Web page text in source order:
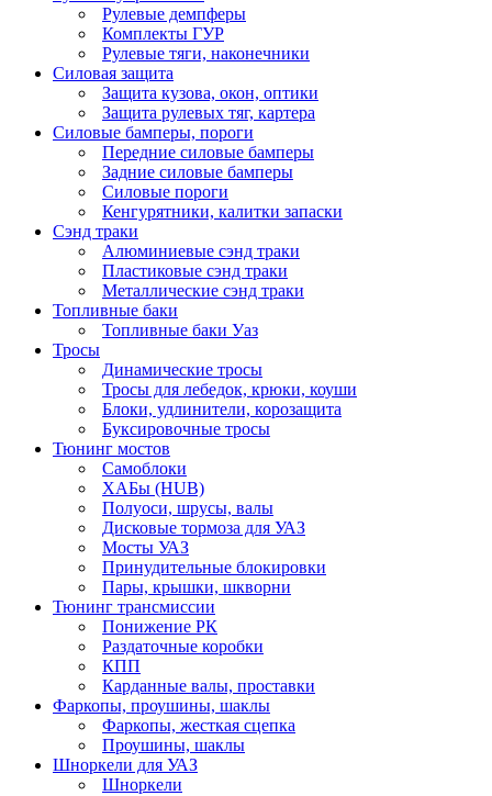
Рулевые демпферы
Комплекты ГУР
Рулевые тяги, наконечники
Силовая защита
Защита кузова, окон, оптики
Защита рулевых тяг, картера
Силовые бамперы, пороги
Передние силовые бамперы
Задние силовые бамперы
Силовые пороги
Кенгурятники, калитки запаски
Сэнд траки
Алюминиевые сэнд траки
Пластиковые сэнд траки
Металлические сэнд траки
Топливные баки
Топливные баки Уаз
Тросы
Динамические тросы
Тросы для лебедок, крюки, коуши
Блоки, удлинители, корозащита
Буксировочные тросы
Тюнинг мостов
Самоблоки
ХАБы (HUB)
Полуоси, шрусы, валы
Дисковые тормоза для УАЗ
Мосты УАЗ
Принудительные блокировки
Пары, крышки, шкворни
Тюнинг трансмиссии
Понижение РК
Раздаточные коробки
КПП
Карданные валы, проставки
Фаркопы, проушины, шаклы
Фаркопы, жесткая сцепка
Проушины, шаклы
Шноркели для УАЗ
Шноркели